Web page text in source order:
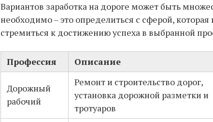
Вариантов заработка на дороге может быть
необходимо – это определиться с сферой,
стремиться к достижению успеха в выбранной
Профессия Описание
Дорожный
рабочий
Ремонт и строительство дорог,
установка дорожной разметки и
тротуаров